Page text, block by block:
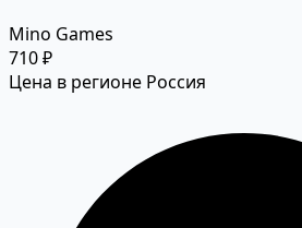
Mino Games
710 ₽
Цена в регионе Россия